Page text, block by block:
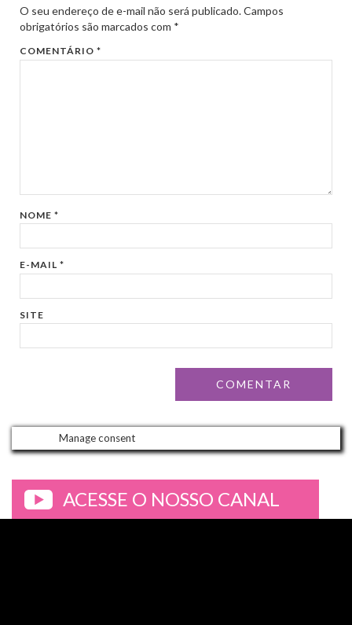
O seu endereço de e-mail não será publicado. Campos
obrigatórios são marcados com *
COMENTÁRIO*
NOME*
E-MAIL*
SITE
Manage consent
ACESSE O NOSSO CANAL